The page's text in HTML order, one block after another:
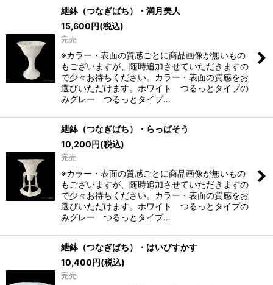
紲鉢（つなぎばち）・満月美人
15,600円(税込)
完売
※カラー・表面の質感ごとに商品画像が無いもの
もございますが、随時追加させていただきますの
で少々お待ちください。カラー・表面の質感をお
選びいただけます。ホワイト つるっとタイプの
みグレー つるっとタイプ…
紲鉢（つなぎばち）・らっぱそう
10,200円(税込)
完売
※カラー・表面の質感ごとに商品画像が無いもの
もございますが、随時追加させていただきますの
で少々お待ちください。カラー・表面の質感をお
選びいただけます。ホワイト つるっとタイプの
みグレー つるっとタイプ…
紲鉢（つなぎばち）・はいびすかす
10,400円(税込)
完売